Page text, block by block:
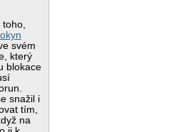
toho,
svém
který
blokace
snažil i
tím,
na